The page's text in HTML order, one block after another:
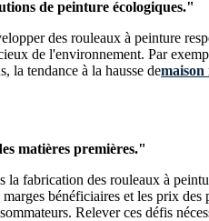
de peinture écologiques."
des rouleaux à peinture
de l'environnement. Par
la tendance à la hausse demaison
matières premières."
fabrication des rouleaux à
bénéficiaires et les prix
Relever ces défis